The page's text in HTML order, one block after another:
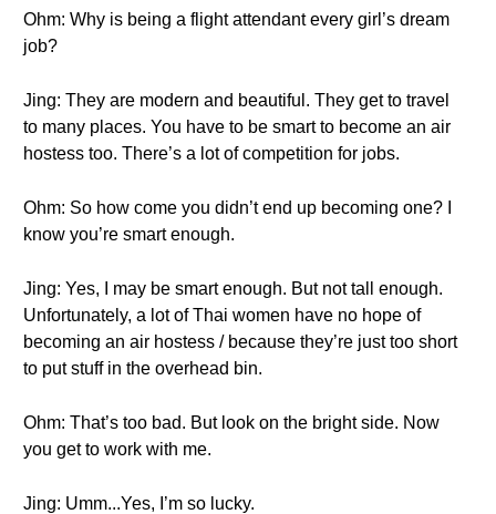
Ohm: Why is being a flight attendant every girl’s dream
job?
Jing: They are modern and beautiful. They get to travel
to many places. You have to be smart to become an air
hostess too. There’s a lot of competition for jobs.
Ohm: So how come you didn’t end up becoming one? I
know you’re smart enough.
Jing: Yes, I may be smart enough. But not tall enough.
Unfortunately, a lot of Thai women have no hope of
becoming an air hostess / because they’re just too short
to put stuff in the overhead bin.
Ohm: That’s too bad. But look on the bright side. Now
you get to work with me.
Jing: Umm...Yes, I’m so lucky.